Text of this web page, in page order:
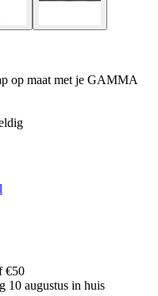
op maat met je GAMMA
€50
10 augustus in huis